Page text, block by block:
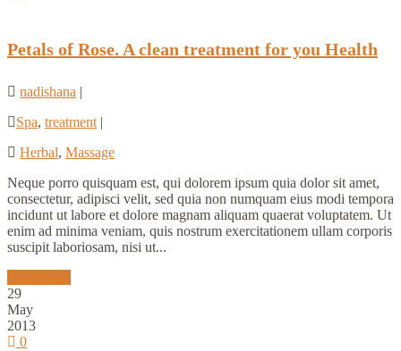
Petals of Rose. A clean treatment for you Health
nadishana |
Spa, treatment |
Herbal, Massage
Neque porro quisquam est, qui dolorem ipsum quia dolor sit amet,
consectetur, adipisci velit, sed quia non numquam eius modi tempora
incidunt ut labore et dolore magnam aliquam quaerat voluptatem. Ut
enim ad minima veniam, quis nostrum exercitationem ullam corporis
suscipit laboriosam, nisi ut...
29
May
2013
0